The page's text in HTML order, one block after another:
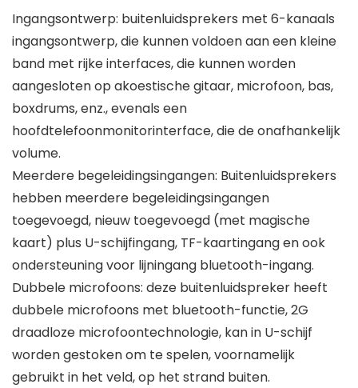
Ingangsontwerp: buitenluidsprekers met 6-kanaals
ingangsontwerp, die kunnen voldoen aan een kleine
band met rijke interfaces, die kunnen worden
aangesloten op akoestische gitaar, microfoon, bas,
boxdrums, enz., evenals een
hoofdtelefoonmonitorinterface, die de onafhankelijk
volume.
Meerdere begeleidingsingangen: Buitenluidsprekers
hebben meerdere begeleidingsingangen
toegevoegd, nieuw toegevoegd (met magische
kaart) plus U-schijfingang, TF-kaartingang en ook
ondersteuning voor lijningang bluetooth-ingang.
Dubbele microfoons: deze buitenluidspreker heeft
dubbele microfoons met bluetooth-functie, 2G
draadloze microfoontechnologie, kan in U-schijf
worden gestoken om te spelen, voornamelijk
gebruikt in het veld, op het strand buiten.